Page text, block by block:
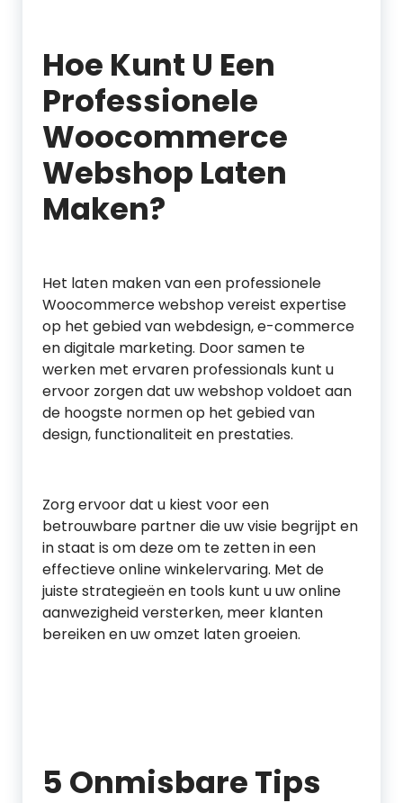
Hoe Kunt U Een
Professionele
Woocommerce
Webshop Laten
Maken?
Het laten maken van een professionele
Woocommerce webshop vereist expertise
op het gebied van webdesign, e-commerce
en digitale marketing. Door samen te
werken met ervaren professionals kunt u
ervoor zorgen dat uw webshop voldoet aan
de hoogste normen op het gebied van
design, functionaliteit en prestaties.
Zorg ervoor dat u kiest voor een
betrouwbare partner die uw visie begrijpt en
in staat is om deze om te zetten in een
effectieve online winkelervaring. Met de
juiste strategieën en tools kunt u uw online
aanwezigheid versterken, meer klanten
bereiken en uw omzet laten groeien.
5 Onmisbare Tips